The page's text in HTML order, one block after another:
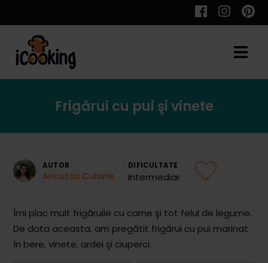
Toate Reţetele
Aperitive
Aperitive Calde
Frigărui cu pui şi vinete
AUTOR
Ancutsa Cuisine
DIFICULTATE
Intermediar
Îmi plac mult frigăruile cu carne şi tot felul de legume.
De data aceasta, am pregătit frigărui cu pui marinat
în bere, vinete, ardei şi ciuperci.